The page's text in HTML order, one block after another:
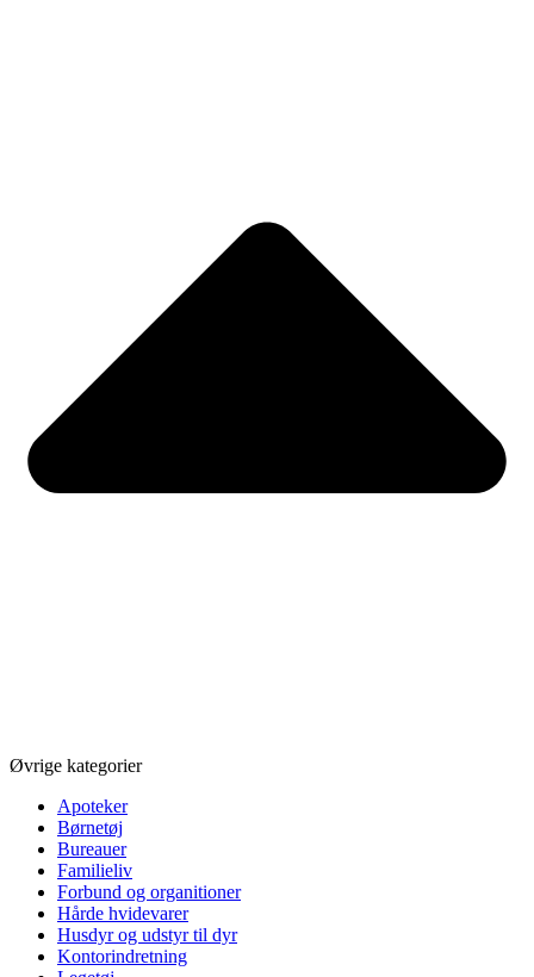
Øvrige kategorier
Apoteker
Børnetøj
Bureauer
Familieliv
Forbund og organitioner
Hårde hvidevarer
Husdyr og udstyr til dyr
Kontorindretning